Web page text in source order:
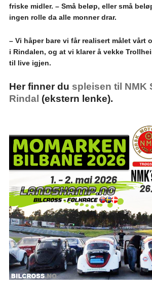
friske midler. – Små beløp, eller små
ingen rolle da alle monner drar.
– Vi håper bare vi får realisert målet vårt
i Rindalen, og at vi klarer å vekke
til live igjen.
Her finner du spleisen til NMK
Rindal (ekstern lenke).